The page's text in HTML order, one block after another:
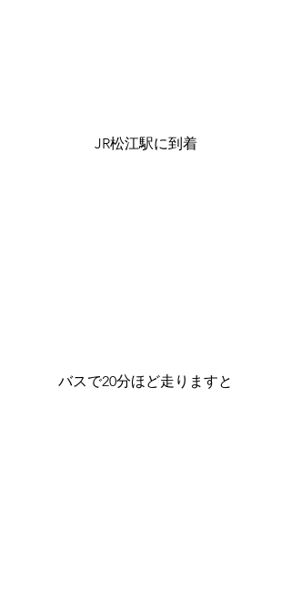
JR松江駅に到着
バスで20分ほど走りますと